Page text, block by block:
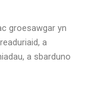
groesawgar yn
a
a sbarduno